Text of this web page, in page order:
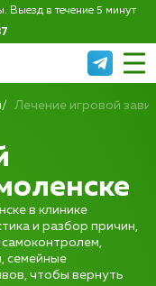
Выезд в течение 5 минут
Лечение игровой
в клинике
и разбор причин,
семейные
чтобы вернуть